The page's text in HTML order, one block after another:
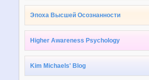
Эпоха Высшей Осознанности
Higher Awareness Psychology
Kim Michaels' Blog